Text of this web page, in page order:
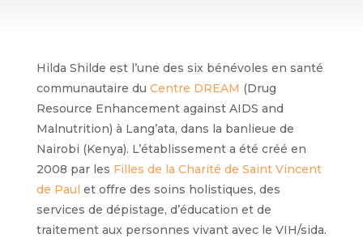
Hilda Shilde est l’une des six bénévoles en santé
communautaire du Centre DREAM (Drug
Resource Enhancement against AIDS and
Malnutrition) à Lang’ata, dans la banlieue de
Nairobi (Kenya). L’établissement a été créé en
2008 par les Filles de la Charité de Saint Vincent
de Paul et offre des soins holistiques, des
services de dépistage, d’éducation et de
traitement aux personnes vivant avec le VIH/sida.